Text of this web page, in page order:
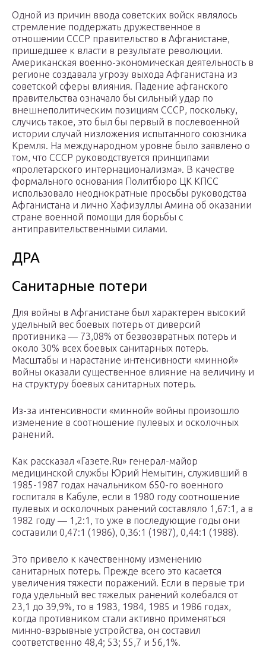
Одной из причин ввода советских войск являлось
стремление поддержать дружественное в
отношении СССР правительство в Афганистане,
пришедшее к власти в результате революции.
Американская военно-экономическая деятельность в
регионе создавала угрозу выхода Афганистана из
советской сферы влияния. Падение афганского
правительства означало бы сильный удар по
внешнеполитическим позициям СССР, поскольку,
случись такое, это был бы первый в послевоенной
истории случай низложения испытанного союзника
Кремля. На международном уровне было заявлено о
том, что СССР руководствуется принципами
«пролетарского интернационализма». В качестве
формального основания Политбюро ЦК КПСС
использовало неоднократные просьбы руководства
Афганистана и лично Хафизуллы Амина об оказании
стране военной помощи для борьбы с
антиправительственными силами.
ДРА
Санитарные потери
Для войны в Афганистане был характерен высокий
удельный вес боевых потерь от диверсий
противника — 73,08% от безвозвратных потерь и
около 30% всех боевых санитарных потерь.
Масштабы и нарастание интенсивности «минной»
войны оказали существенное влияние на величину и
на структуру боевых санитарных потерь.
Из-за интенсивности «минной» войны произошло
изменение в соотношение пулевых и осколочных
ранений.
Как рассказал «Газете.Ru» генерал-майор
медицинской службы Юрий Немытин, служивший в
1985-1987 годах начальником 650-го военного
госпиталя в Кабуле, если в 1980 году соотношение
пулевых и осколочных ранений составляло 1,67:1, а в
1982 году — 1,2:1, то уже в последующие годы они
составили 0,47:1 (1986), 0,36:1 (1987), 0,44:1 (1988).
Это привело к качественному изменению
санитарных потерь. Прежде всего это касается
увеличения тяжести поражений. Если в первые три
года удельный вес тяжелых ранений колебался от
23,1 до 39,9%, то в 1983, 1984, 1985 и 1986 годах,
когда противником стали активно применяться
минно-взрывные устройства, он составил
соответственно 48,4; 53; 55,7 и 56,1%.